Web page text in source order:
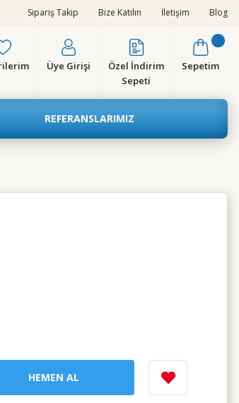
Sipariş Takip Bize Katılın İletişim Blog
Üye Girişi
Özel İndirim
Sepeti
Sepetim
REFERANSLARIMIZ
HEMEN AL